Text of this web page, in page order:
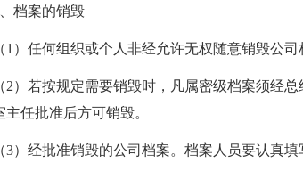
档案的销毁
（1）任何组织或个人非经允许无权随意销毁公司
（2）若按规定需要销毁时，凡属密级档案须经
主任批准后方可销毁。
（3）经批准销毁的公司档案。档案人员要认真